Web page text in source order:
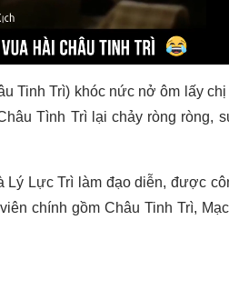
Tinh Trì) khóc nức nở ôm lấy
Tình Trì lại chảy ròng ròng,
Lý Lực Trì làm đạo diễn, được
chính gồm Châu Tinh Trì,